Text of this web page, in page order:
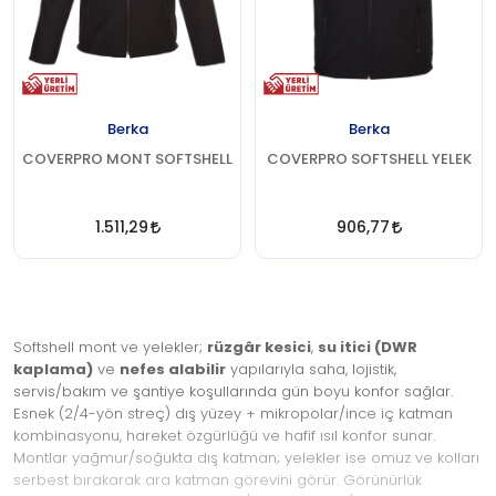
Berka
COVERPRO MONT SOFTSHELL
1.511,29
Berka
COVERPRO SOFTSHELL YELEK
906,77
Softshell mont ve yelekler; rüzgâr kesici, su itici (DWR
kaplama) ve nefes alabilir yapılarıyla saha, lojistik,
servis/bakım ve şantiye koşullarında gün boyu konfor sağlar.
Esnek (2/4-yön streç) dış yüzey + mikropolar/ince iç katman
kombinasyonu, hareket özgürlüğü ve hafif ısıl konfor sunar.
Montlar yağmur/soğukta dış katman; yelekler ise omuz ve kolları
serbest bırakarak ara katman görevini görür. Görünürlük